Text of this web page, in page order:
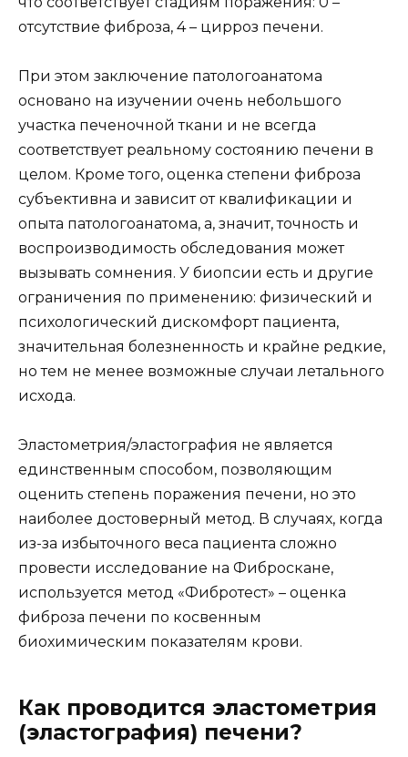
отсутствие фиброза, 4 – цирроз печени.
При этом заключение патологоанатома
основано на изучении очень небольшого
участка печеночной ткани и не всегда
соответствует реальному состоянию печени в
целом. Кроме того, оценка степени фиброза
субъективна и зависит от квалификации и
опыта патологоанатома, а, значит, точность и
воспроизводимость обследования может
вызывать сомнения. У биопсии есть и другие
ограничения по применению: физический и
психологический дискомфорт пациента,
значительная болезненность и крайне редкие,
но тем не менее возможные случаи летального
исхода.
Эластометрия/эластография не является
единственным способом, позволяющим
оценить степень поражения печени, но это
наиболее достоверный метод. В случаях, когда
из-за избыточного веса пациента сложно
провести исследование на Фиброскане,
используется метод «Фибротест» – оценка
фиброза печени по косвенным
биохимическим показателям крови.
Как проводится эластометрия
(эластография) печени?